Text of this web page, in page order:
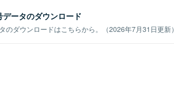
データのダウンロード
のダウンロードはこちらから。（2026年7月31日更新）